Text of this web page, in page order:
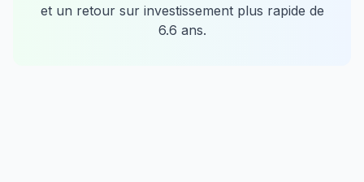
et un retour sur investissement plus rapide de
6.6 ans.